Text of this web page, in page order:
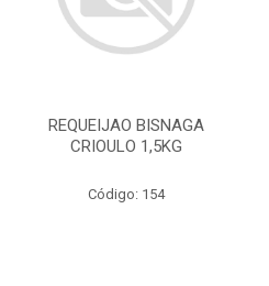
REQUEIJAO BISNAGA
CRIOULO 1,5KG
Código: 154